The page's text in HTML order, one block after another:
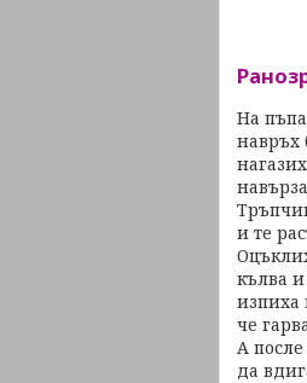
На
навръх
и те
кълва
изпиха
че
А после
да